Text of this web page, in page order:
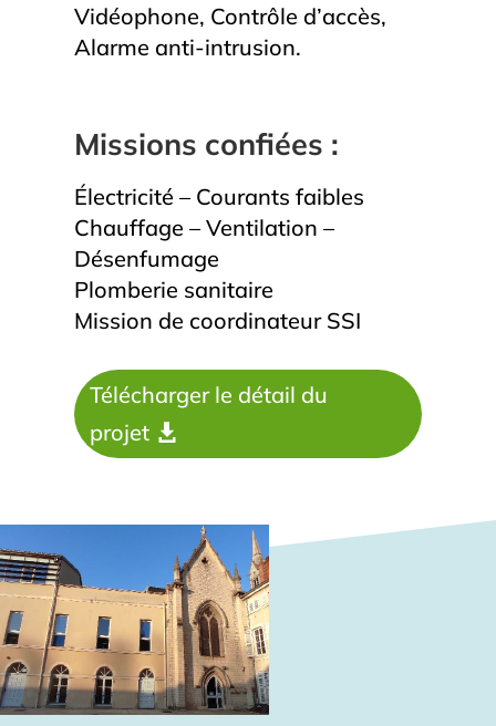
Vidéophone, Contrôle d’accès,
Alarme anti-intrusion.
Missions confiées :
Électricité – Courants faibles
Chauffage – Ventilation –
Désenfumage
Plomberie sanitaire
Mission de coordinateur SSI
Télécharger le détail du
projet